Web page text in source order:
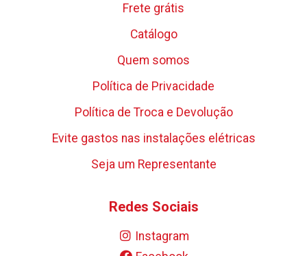
Frete grátis
Catálogo
Quem somos
Política de Privacidade
Política de Troca e Devolução
Evite gastos nas instalações elétricas
Seja um Representante
Redes Sociais
Instagram